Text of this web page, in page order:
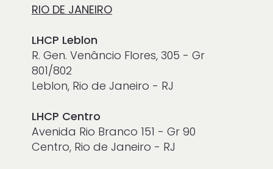
RIO DE JANEIRO
LHCP Leblon
R. Gen. Venâncio Flores, 305 - Gr
801/802
Leblon, Rio de Janeiro - RJ
LHCP Centro
Avenida Rio Branco 151 - Gr 90
Centro, Rio de Janeiro - RJ